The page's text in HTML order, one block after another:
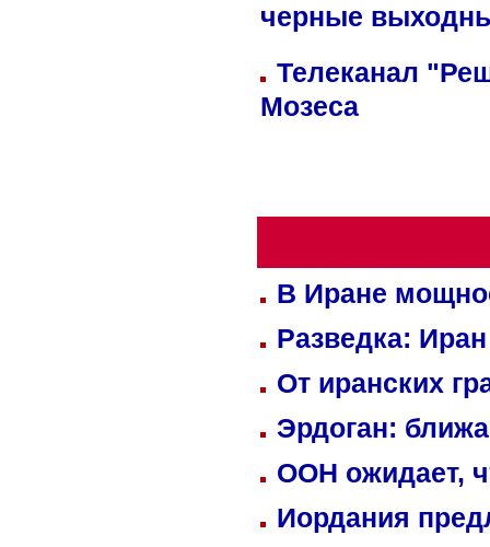
черные
Телеканал
Мозеса
В Иране
Разведка:
От иранских
Эрдоган:
ООН ожидает,
Иордания